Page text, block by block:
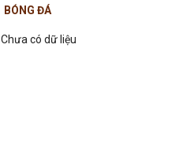
TẦM NHÌN - SỨ MỆNH
GIÁ TRỊ CỐT LÕI
BÓNG ĐÁ
Chưa có dữ liệu